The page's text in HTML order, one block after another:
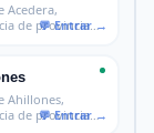
Acedera,
de provincia
Ahillones,
de provincia